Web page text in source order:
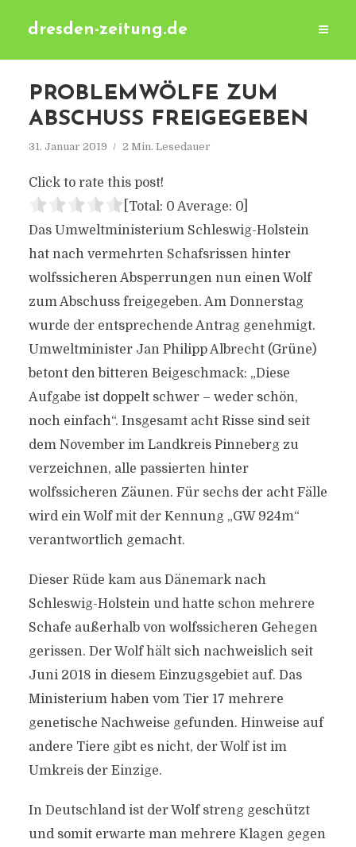
dresden-zeitung.de
PROBLEMWÖLFE ZUM
ABSCHUSS FREIGEGEBEN
31. Januar 2019 2 Min. Lesedauer
Click to rate this post!
[Total: 0 Average: 0]
Das Umweltministerium Schleswig-Holstein
hat nach vermehrten Schafsrissen hinter
wolfssicheren Absperrungen nun einen Wolf
zum Abschuss freigegeben. Am Donnerstag
wurde der entsprechende Antrag genehmigt.
Umweltminister Jan Philipp Albrecht (Grüne)
betont den bitteren Beigeschmack: „Diese
Aufgabe ist doppelt schwer – weder schön,
noch einfach“. Insgesamt acht Risse sind seit
dem November im Landkreis Pinneberg zu
verzeichnen, alle passierten hinter
wolfssicheren Zäunen. Für sechs der acht Fälle
wird ein Wolf mit der Kennung „GW 924m“
verantwortlich gemacht.
Dieser Rüde kam aus Dänemark nach
Schleswig-Holstein und hatte schon mehrere
Schafe außerhalb von wolfssicheren Gehegen
gerissen. Der Wolf hält sich nachweislich seit
Juni 2018 in diesem Einzugsgebiet auf. Das
Ministerium haben vom Tier 17 mehrere
genetische Nachweise gefunden. Hinweise auf
andere Tiere gibt es nicht, der Wolf ist im
Umkreis der Einzige.
In Deutschland ist der Wolf streng geschützt
und somit erwarte man mehrere Klagen gegen